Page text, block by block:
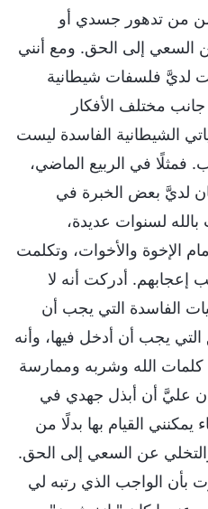
من تدهور جسدي أو
السعي إلى الحق. ومع أنني
لديَّ فلسفات شيطانية
جانب مختلف الأفكار
الشيطانية الفاسدة ليست
فمثلًا في الربيع الماضي،
لديَّ بعض الخبرة في
بالله لسنوات عديدة،
الإخوة والأخوات، وتكلمت
إعجابهم. أدركت أنه لا
الفاسدة التي يجب أن
التي يجب أن أدخل فيها، وأنه
الله وشربه وممارسة
عليَّ أن أبذل جهدي في
القيام بها بدلًا من
عن السعي إلى الحق.
بأن الواجب الذي رتبه لي